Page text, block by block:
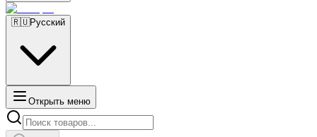
🇷🇺Русский
Открыть меню